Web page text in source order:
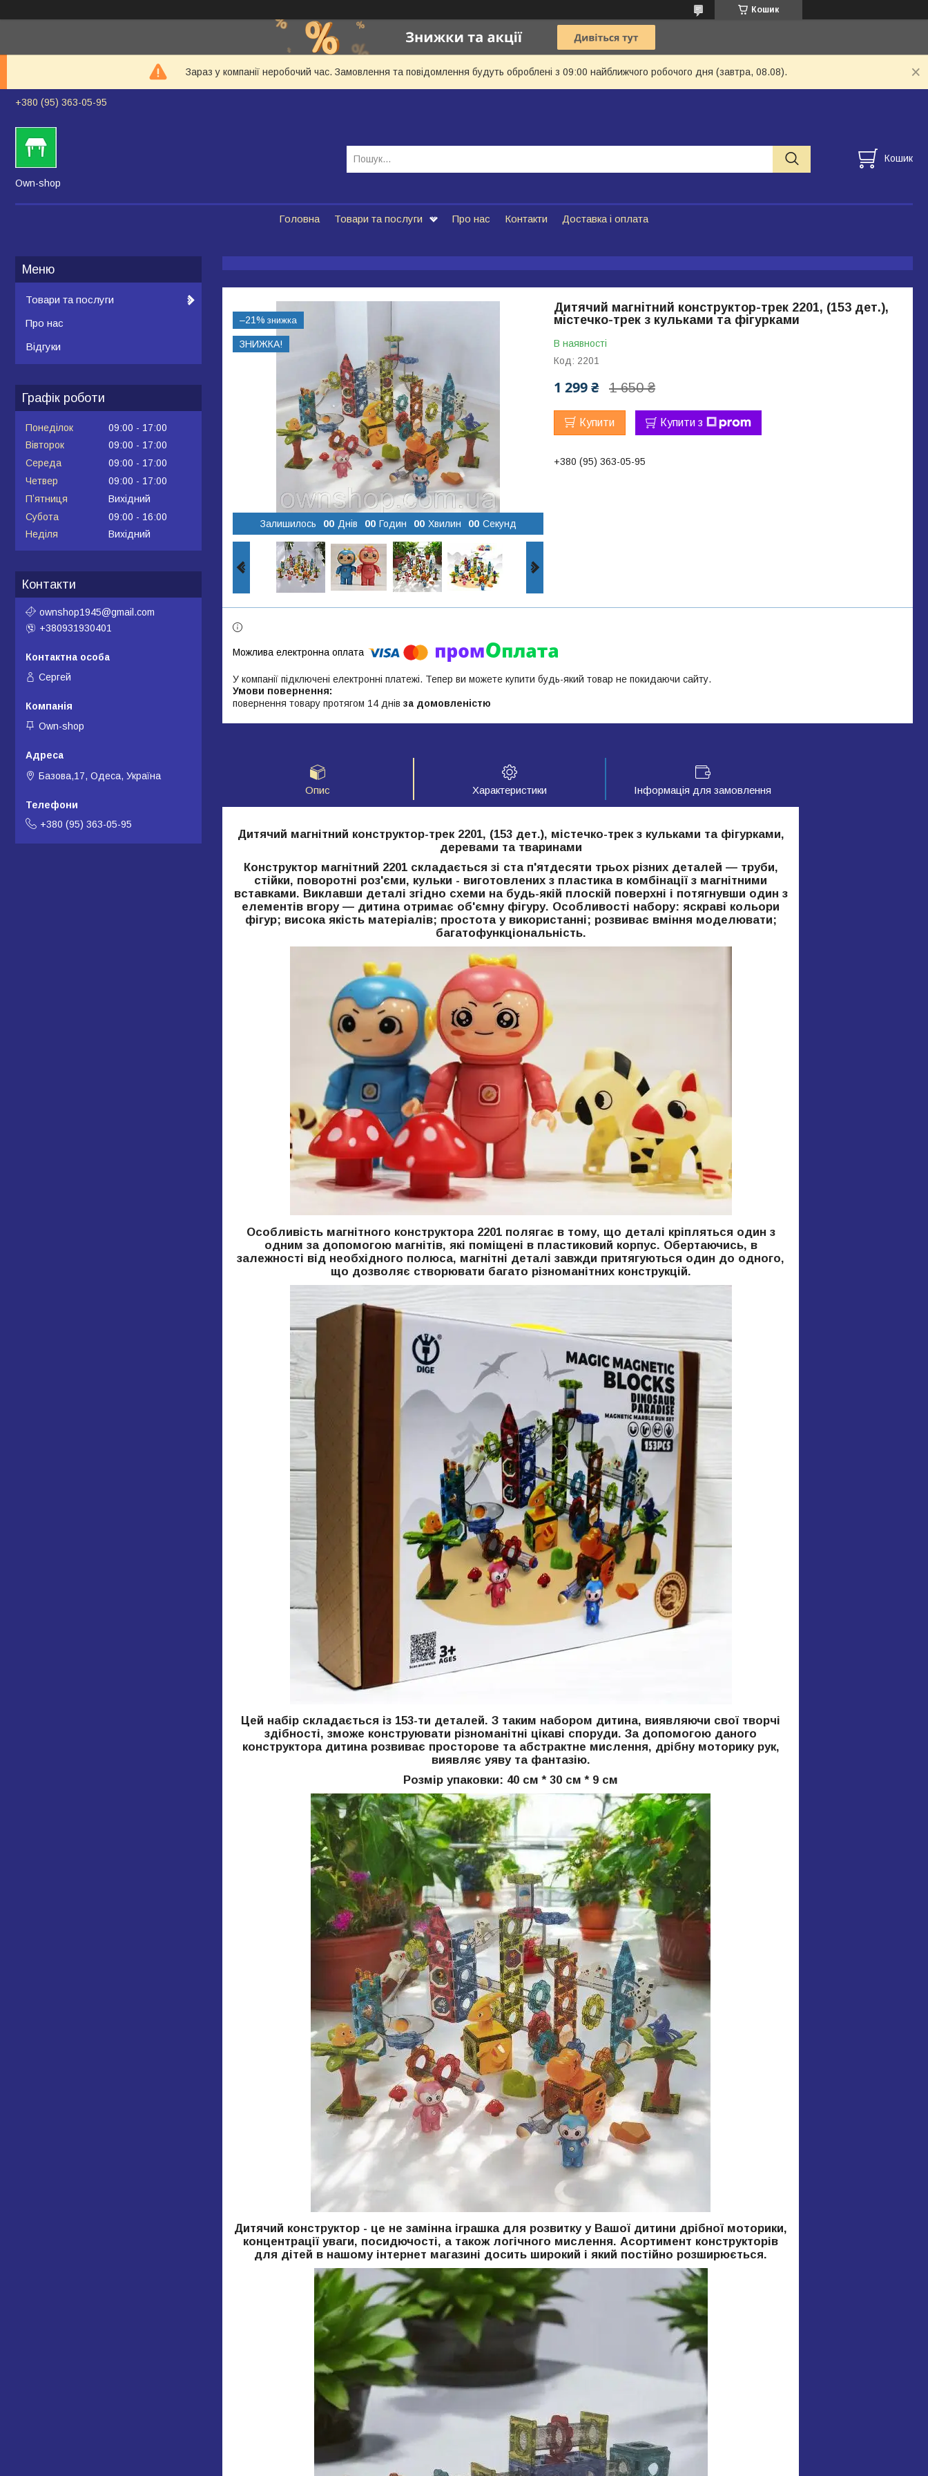
Кошик
Зараз у компанії неробочий час. Замовлення та повідомлення будуть оброблені з 09:00 найближчого робочого дня (завтра, 08.08).
+380 (95) 363-05-95
Own-shop
Кошик
Головна Товари та послуги Про нас Контакти Доставка і оплата
ЗНИЖКА!
–21%
Залишилось 00 Днів 00 Годин 00 Хвилин 00 Секунд
Дитячий магнітний конструктор-трек 2201, (153 дет.),
містечко-трек з кульками та фігурками
В наявності
Код: 2201
1 650 ₴
1 299 ₴
Купити Купити з
+380 (95) 363-05-95
У компанії підключені електронні платежі. Тепер ви можете купити будь-який товар не покидаючи сайту.
повернення товару протягом 14 днів за домовленістю
Опис Характеристики Інформація для замовлення
Дитячий магнітний конструктор-трек 2201, (153 дет.), містечко-трек з кульками та фігурками,
деревами та тваринами
Конструктор магнітний 2201 складається зі ста п'ятдесяти трьох різних деталей — труби,
стійки, поворотні роз'єми, кульки - виготовлених з пластика в комбінації з магнітними
вставками. Виклавши деталі згідно схеми на будь-якій плоскій поверхні і потягнувши один з
елементів вгору — дитина отримає об'ємну фігуру. Особливості набору: яскраві кольори
фігур; висока якість матеріалів; простота у використанні; розвиває вміння моделювати;
багатофункціональність.
Особливість магнітного конструктора 2201 полягає в тому, що деталі кріпляться один з
одним за допомогою магнітів, які поміщені в пластиковий корпус. Обертаючись, в
залежності від необхідного полюса, магнітні деталі завжди притягуються один до одного,
що дозволяє створювати багато різноманітних конструкцій.
Цей набір складається із 153-ти деталей. З таким набором дитина, виявляючи свої творчі
здібності, зможе конструювати різноманітні цікаві споруди. За допомогою даного
конструктора дитина розвиває просторове та абстрактне мислення, дрібну моторику рук,
виявляє уяву та фантазію.
Розмір упаковки: 40 см * 30 см * 9 см
Дитячий конструктор - це не замінна іграшка для розвитку у Вашої дитини дрібної моторики,
концентрації уваги, посидючості, а також логічного мислення. Асортимент конструкторів
для дітей в нашому інтернет магазині досить широкий і який постійно розширюється.
Товари та послуги
Про нас
Відгуки
Графік роботи
Понеділок 09:00
17:00
Вівторок
09:00
17:00
Середа
09:00
17:00
Четвер
09:00
17:00
Пʼятниця
Вихідний
Субота
09:00
16:00
Неділя
Вихідний
Контакти
ownshop1945@gmail.com
+380931930401
Сергей
Own-shop
Базова,17, Одеса, Україна
+380 (95) 363-05-95